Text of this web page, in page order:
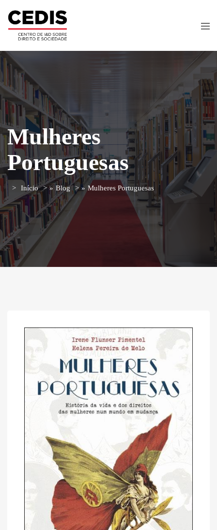
Mulheres
Portuguesas
Início » Blog » Mulheres Portuguesas